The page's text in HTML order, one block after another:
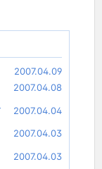
2007.04.09
2007.04.08
2007.04.04
2007.04.03
2007.04.03